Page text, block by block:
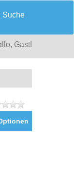
Suche
Gast!